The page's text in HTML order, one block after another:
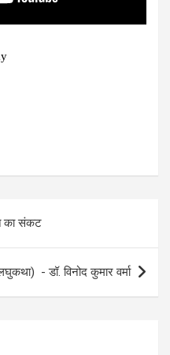
का संकट
​- डॉ. विनोद कुमार वर्मा